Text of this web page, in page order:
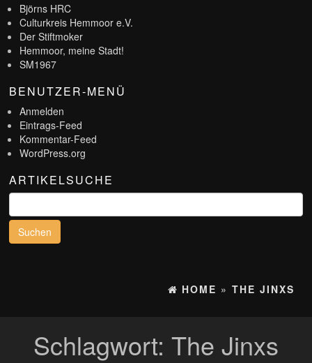
Björns HRC
Culturkreis Hemmoor e.V.
Der Stiftmoker
Hemmoor, meine Stadt!
SM1967
BENUTZER-MENÜ
Anmelden
Eintrags-Feed
Kommentar-Feed
WordPress.org
ARTIKELSUCHE
Suchen
nach:
HOME » THE JINXS
Schlagwort: The Jinxs